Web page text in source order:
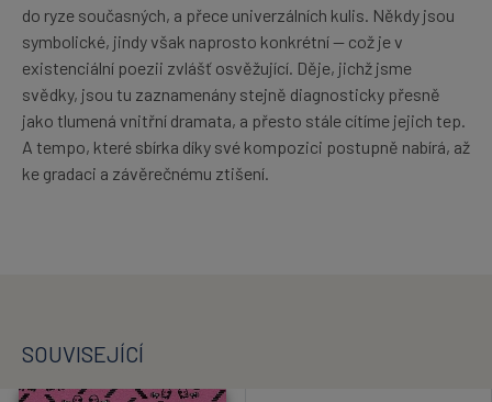
do ryze současných, a přece univerzálních kulis. Někdy jsou
symbolické, jindy však naprosto konkrétní — což je v
existenciální poezii zvlášť osvěžující. Děje, jichž jsme
svědky, jsou tu zaznamenány stejně diagnosticky přesně
jako tlumená vnitřní dramata, a přesto stále cítíme jejich tep.
A tempo, které sbírka díky své kompozici postupně nabírá, až
ke gradaci a závěrečnému ztišení.
SOUVISEJÍCÍ